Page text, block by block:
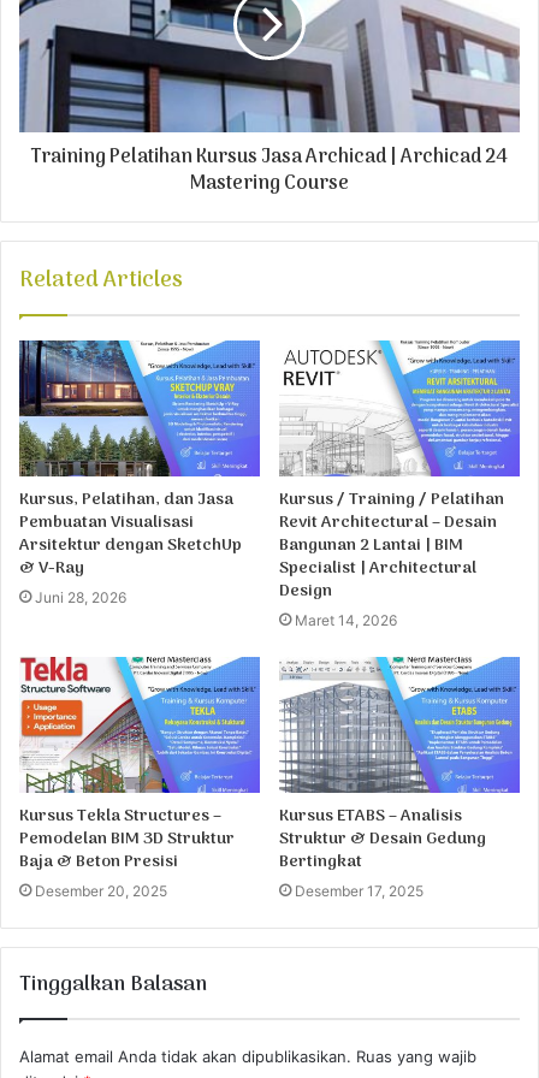
Training Pelatihan Kursus Jasa Archicad | Archicad 24
Mastering Course
Related Articles
Kursus, Pelatihan, dan Jasa
Pembuatan Visualisasi
Arsitektur dengan SketchUp
& V-Ray
Juni 28, 2026
Kursus / Training / Pelatihan
Revit Architectural – Desain
Bangunan 2 Lantai | BIM
Specialist | Architectural
Design
Maret 14, 2026
Kursus Tekla Structures –
Pemodelan BIM 3D Struktur
Baja & Beton Presisi
Desember 20, 2025
Kursus ETABS – Analisis
Struktur & Desain Gedung
Bertingkat
Desember 17, 2025
Tinggalkan Balasan
Alamat email Anda tidak akan dipublikasikan. Ruas yang wajib